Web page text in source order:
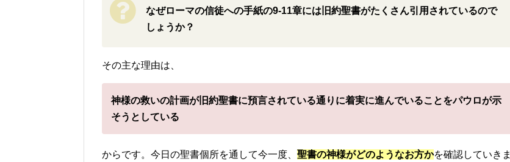
なぜローマの信徒への手紙の9-11章には旧約聖書がたくさん引用されているので
しょうか？
その主な理由は、
神様の救いの計画が旧約聖書に預言されている通りに着実に進んでいることをパウロが示
そうとしている
からです。今日の聖書個所を通して今一度、 聖書の神様がどのようなお方かを確認していきま